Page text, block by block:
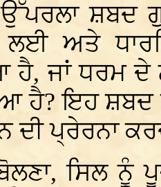
ਸ਼ਬਦ
ਲਈ ਅਤੇ
ਹੈ, ਜਾਂ ਧਰਮ ਦੇ
ਹੈ? ਇਹ ਸ਼ਬਦ
ਦੀ ਪ੍ਰੇਰਨਾ
ਸਿਲ ਨੂੰ